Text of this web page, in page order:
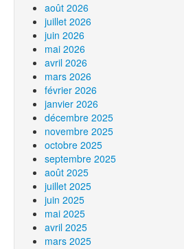
août 2026
juillet 2026
juin 2026
mai 2026
avril 2026
mars 2026
février 2026
janvier 2026
décembre 2025
novembre 2025
octobre 2025
septembre 2025
août 2025
juillet 2025
juin 2025
mai 2025
avril 2025
mars 2025